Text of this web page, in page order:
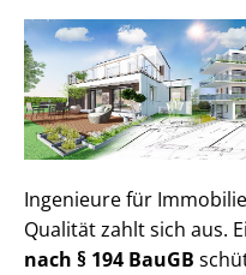
Ingenieure für
Qualität zahlt sich aus.
nach § 194 BauGB